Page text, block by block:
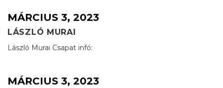
MÁRCIUS 3, 2023
LÁSZLÓ MURAI
László Murai Csapat infó:
MÁRCIUS 3, 2023